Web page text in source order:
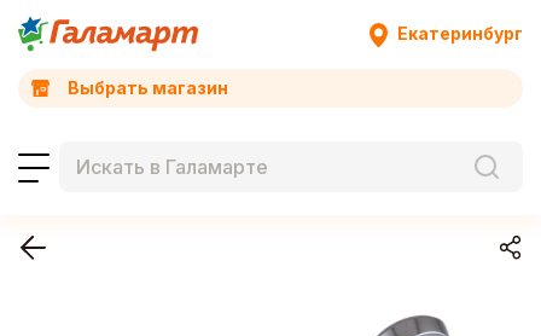
Екатеринбург
Выбрать магазин